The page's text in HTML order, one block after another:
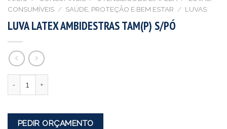
CONSUMÍVEIS / SAÚDE, PROTEÇÃO E BEM ESTAR / LUVAS
LUVA LATEX AMBIDESTRAS TAM(P) S/PÓ
PEDIR ORÇAMENTO